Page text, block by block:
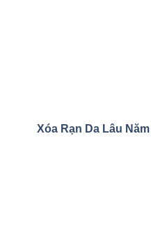
Xóa Rạn Da Lâu